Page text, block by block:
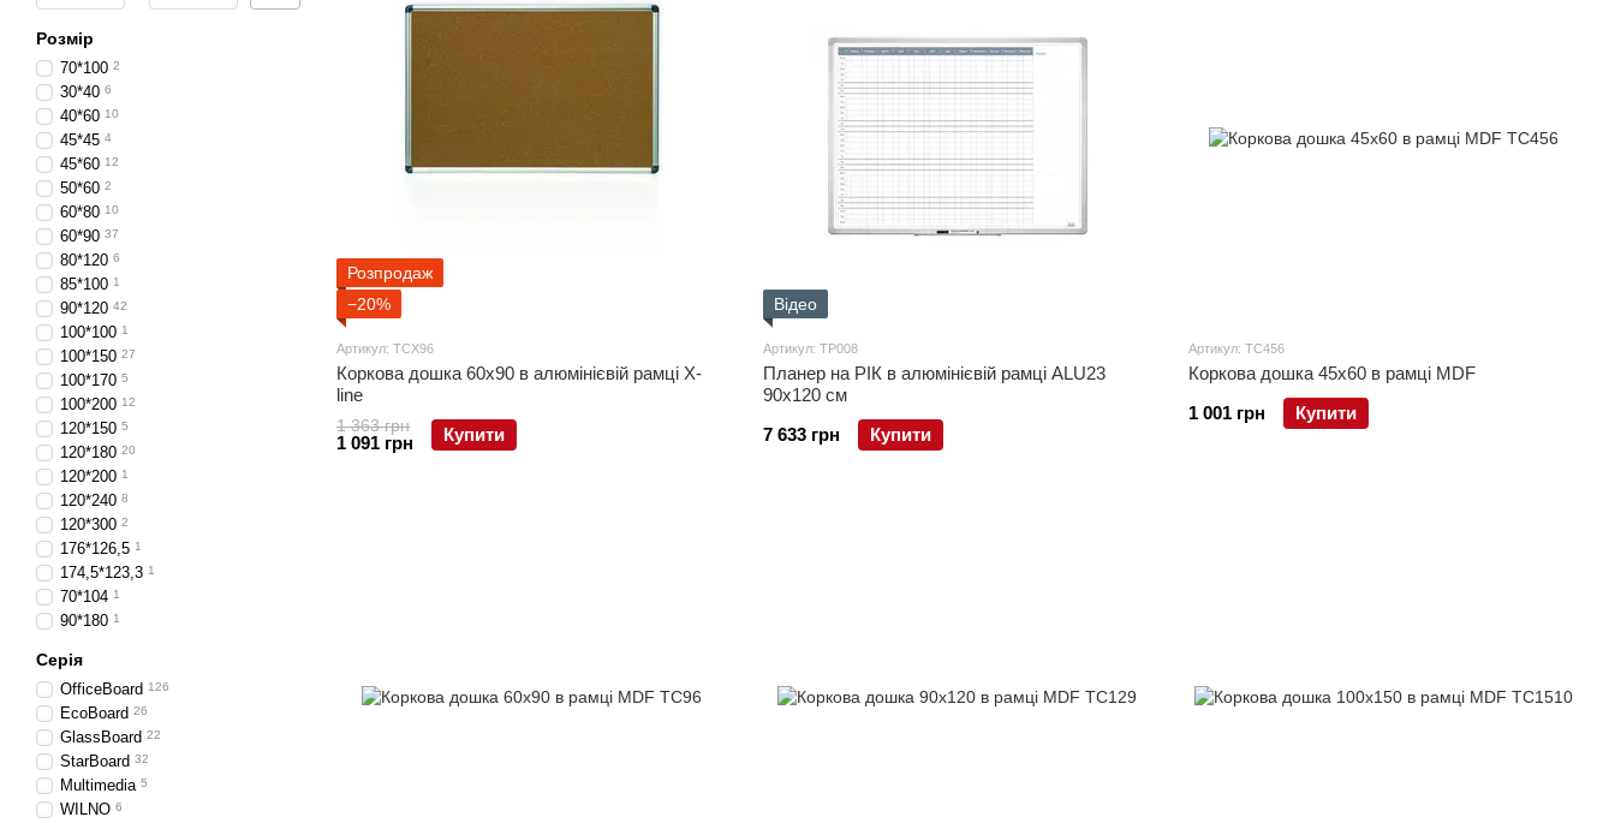
Розпродаж
−20%
Артикул: TCX96
Коркова дошка 60x90 в алюмінієвій рамці X-
line
1 363 грн
1 091 грн Купити
Відео
Артикул: TP008
Планер на РІК в алюмінієвій рамці ALU23
90х120 см
7 633 грн
Купити
Артикул: TC456
Коркова дошка 45x60 в рамці MDF
1 001 грн
Купити
Розмір
70*100 2
30*40 6
40*60 10
45*45 4
45*60 12
50*60 2
60*80 10
60*90 37
80*120 6
85*100 1
90*120 42
100*100 1
100*150 27
100*170 5
100*200 12
120*150 5
120*180 20
120*200 1
120*240 8
120*300 2
176*126,5 1
174,5*123,3 1
70*104 1
90*180 1
Серія
OfficeBoard 126
EcoBoard 26
GlassBoard 22
StarBoard 32
Multimedia 5
WILNO 6